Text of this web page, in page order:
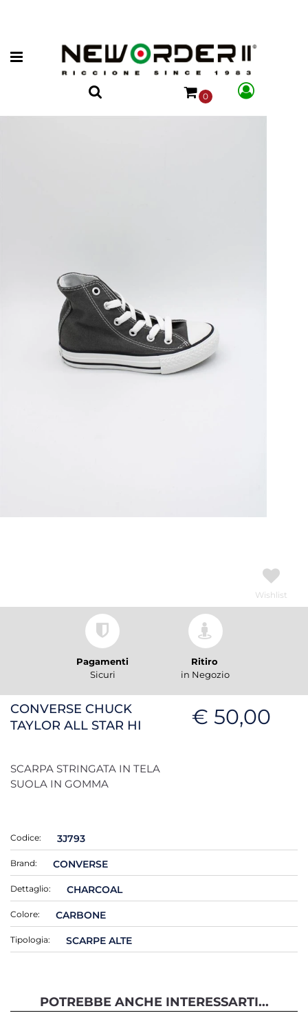
Open menu
0
Wishlist
Pagamenti
Sicuri
Ritiro
in Negozio
CONVERSE CHUCK
TAYLOR ALL STAR HI
€ 50,00
SCARPA STRINGATA IN TELA
SUOLA IN GOMMA
Codice: 3J793
Brand: CONVERSE
Dettaglio: CHARCOAL
Colore: CARBONE
Tipologia: SCARPE ALTE
POTREBBE ANCHE INTERESSARTI...